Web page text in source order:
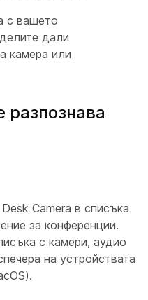
с вашето
дали
камера или
Camera в списъка
за конференции.
с камери, аудио
на устройствата